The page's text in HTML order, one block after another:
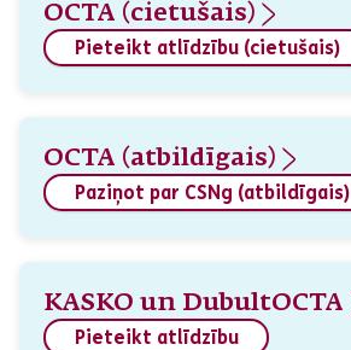
OCTA (cietušais)
Pieteikt atlīdzību (cietušais)
OCTA (atbildīgais)
Paziņot par CSNg (atbildīgais)
KASKO un DubultOCTA
Pieteikt atlīdzību